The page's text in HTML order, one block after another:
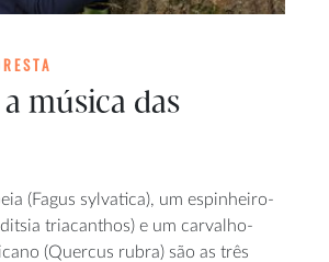
música das
(Fagus sylvatica), um espinheiro-
triacanthos) e um carvalho-
(Quercus rubra) são as três